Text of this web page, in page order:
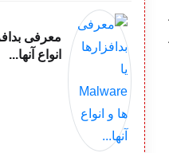
انواع آنها...